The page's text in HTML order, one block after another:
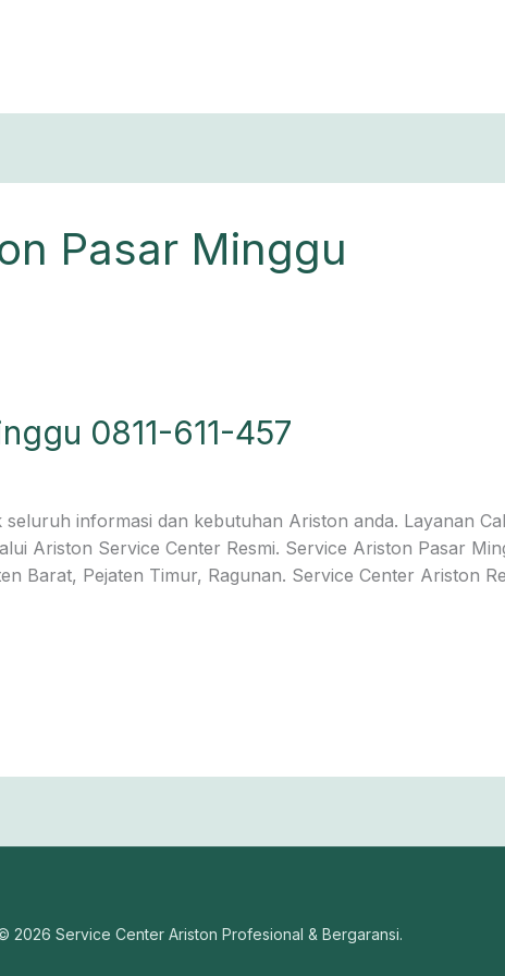
Pasar Minggu
0811-611-457
informasi dan kebutuhan Ariston anda. Layanan
Ariston Service Center Resmi. Service Ariston Pasar
Barat, Pejaten Timur, Ragunan. Service Center Ariston
2026 Service Center Ariston Profesional & Bergaransi.